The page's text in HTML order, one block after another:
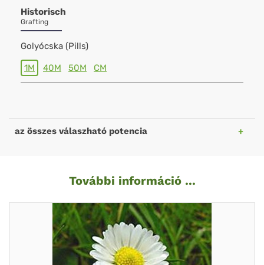
Historisch
Grafting
Golyócska (Pills)
1M 40M 50M CM
az összes válaszható potencia
További információ ...